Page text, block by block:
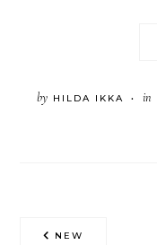
by HILDA IKKA • in
NEW